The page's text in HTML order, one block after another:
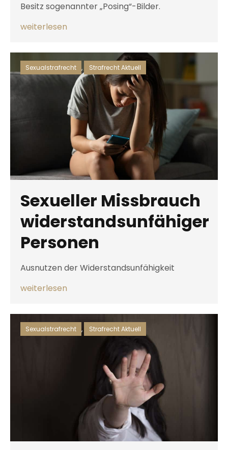
Besitz sogenannter „Posing“-Bilder.
weiterlesen
Sexueller Missbrauch
widerstandsunfähiger
Personen
Ausnutzen der Widerstandsunfähigkeit
weiterlesen
Sexualstrafrecht , Strafrecht Aktuell
Sexualstrafrecht , Strafrecht Aktuell